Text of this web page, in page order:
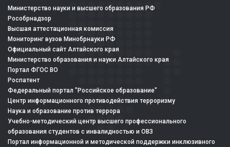
Министерство науки и высшего образования РФ
Рособрнадзор
Высшая аттестационная комиссия
Мониторинг вузов Минобрнауки РФ
Официальный сайт Алтайского края
Министерство образования и науки Алтайского края
Портал ФГОС ВО
Роспатент
Федеральный портал "Российское образование"
Центр информационного противодействия терроризму
Наука и образование против террора
Учебно-методический центр высшего профессионального
образования студентов с инвалидностью и ОВЗ
Портал информационной и методической поддержки инклюзивного